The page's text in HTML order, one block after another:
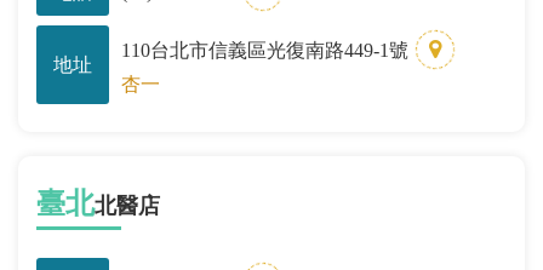
地址
110台北市信義區光復南路449-1號
杏一
臺北北醫店